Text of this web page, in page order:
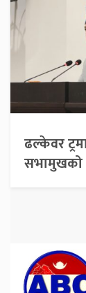
ढल्केवर
सभामुखको